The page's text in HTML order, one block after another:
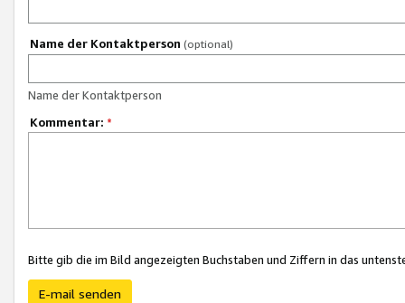
Name der Kontaktperson (optional)
Name der Kontaktperson
Kommentar: *
Bitte gib die im Bild angezeigten Buchstaben und Ziffern in das
E-mail senden